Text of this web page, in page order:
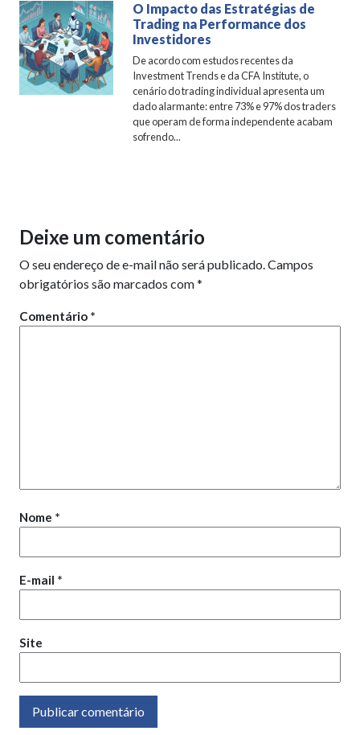
O Impacto das Estratégias de
Trading na Performance dos
Investidores
De acordo com estudos recentes da
Investment Trends e da CFA Institute, o
cenário do trading individual apresenta um
dado alarmante: entre 73% e 97% dos traders
que operam de forma independente acabam
sofrendo...
Deixe um comentário
O seu endereço de e-mail não será publicado.Campos
obrigatórios são marcados com*
Comentário *
Nome *
E-mail *
Site